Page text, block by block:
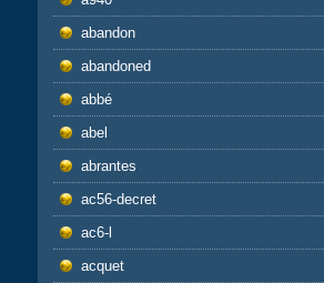
abandon
abandoned
abbé
abel
abrantes
ac56-decret
ac6-l
acquet